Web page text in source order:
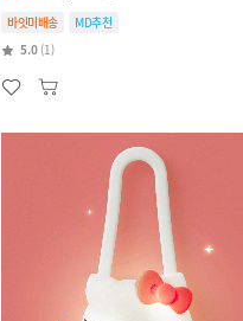
바잇미배송
MD추천
5.0 (1)